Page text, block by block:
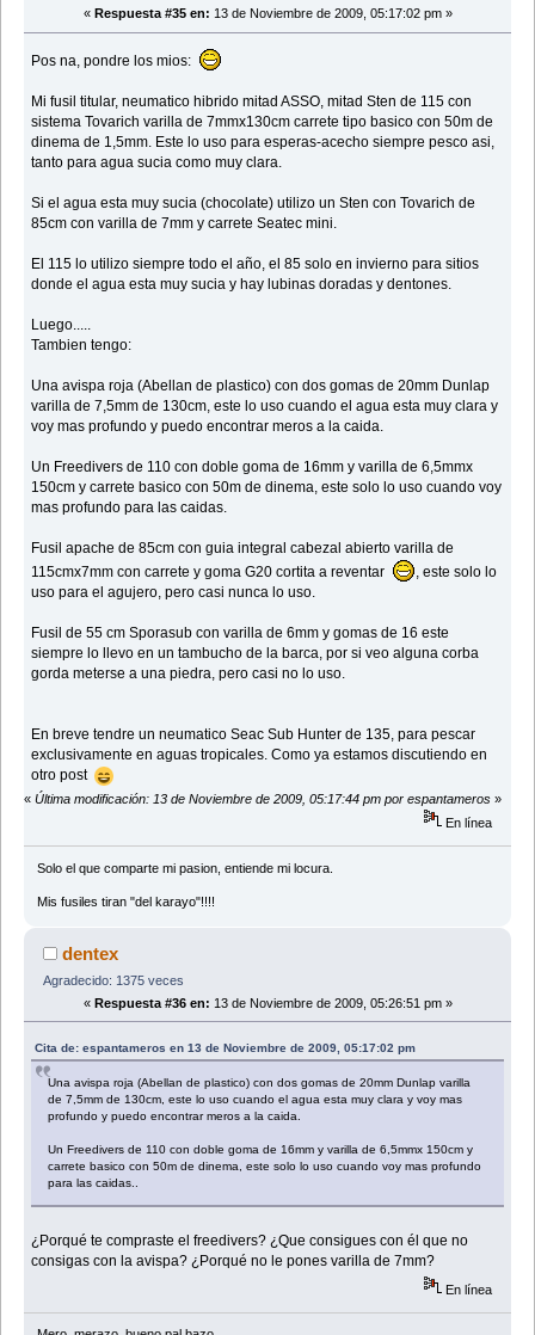
« Respuesta #35 en: 13 de Noviembre de 2009, 05:17:02 pm »
Pos na, pondre los mios:
Mi fusil titular, neumatico hibrido mitad ASSO, mitad Sten de 115 con
sistema Tovarich varilla de 7mmx130cm carrete tipo basico con 50m de
dinema de 1,5mm. Este lo uso para esperas-acecho siempre pesco asi,
tanto para agua sucia como muy clara.
Si el agua esta muy sucia (chocolate) utilizo un Sten con Tovarich de
85cm con varilla de 7mm y carrete Seatec mini.
El 115 lo utilizo siempre todo el año, el 85 solo en invierno para sitios
donde el agua esta muy sucia y hay lubinas doradas y dentones.
Luego.....
Tambien tengo:
Una avispa roja (Abellan de plastico) con dos gomas de 20mm Dunlap
varilla de 7,5mm de 130cm, este lo uso cuando el agua esta muy clara y
voy mas profundo y puedo encontrar meros a la caida.
Un Freedivers de 110 con doble goma de 16mm y varilla de 6,5mmx
150cm y carrete basico con 50m de dinema, este solo lo uso cuando voy
mas profundo para las caidas.
Fusil apache de 85cm con guia integral cabezal abierto varilla de
115cmx7mm con carrete y goma G20 cortita a reventar
, este solo lo
uso para el agujero, pero casi nunca lo uso.
Fusil de 55 cm Sporasub con varilla de 6mm y gomas de 16 este
siempre lo llevo en un tambucho de la barca, por si veo alguna corba
gorda meterse a una piedra, pero casi no lo uso.
En breve tendre un neumatico Seac Sub Hunter de 135, para pescar
exclusivamente en aguas tropicales. Como ya estamos discutiendo en
otro post
« Última modificación: 13 de Noviembre de 2009, 05:17:44 pm por espantameros »
En línea
Solo el que comparte mi pasion, entiende mi locura.
Mis fusiles tiran "del karayo"!!!!
dentex
Agradecido: 1375 veces
« Respuesta #36 en: 13 de Noviembre de 2009, 05:26:51 pm »
Cita de: espantameros en 13 de Noviembre de 2009, 05:17:02 pm
Una avispa roja (Abellan de plastico) con dos gomas de 20mm Dunlap varilla
de 7,5mm de 130cm, este lo uso cuando el agua esta muy clara y voy mas
profundo y puedo encontrar meros a la caida.
Un Freedivers de 110 con doble goma de 16mm y varilla de 6,5mmx 150cm y
carrete basico con 50m de dinema, este solo lo uso cuando voy mas profundo
para las caidas..
¿Porqué te compraste el freedivers? ¿Que consigues con él que no
consigas con la avispa? ¿Porqué no le pones varilla de 7mm?
En línea